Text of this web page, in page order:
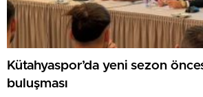
Kütahyaspor’da yeni sezon
buluşması